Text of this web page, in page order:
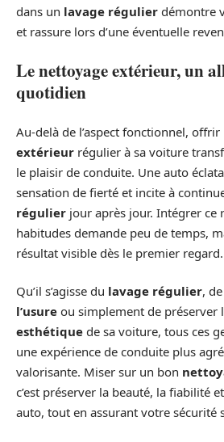
dans un lavage régulier démontre
et rassure lors d’une éventuelle
Le nettoyage extérieur, un
quotidien
Au-delà de l’aspect fonctionnel, offrir
extérieur régulier à sa voiture
le plaisir de conduite. Une auto
sensation de fierté et incite à
régulier jour après jour. Intégrer ce
habitudes demande peu de temps,
résultat visible dès le premier regard.
Qu’il s’agisse du lavage régulier,
l’usure ou simplement de préserver
esthétique de sa voiture, tous ces
une expérience de conduite plus
valorisante. Miser sur un bon
c’est préserver la beauté, la fiabilité
auto, tout en assurant votre sécurité